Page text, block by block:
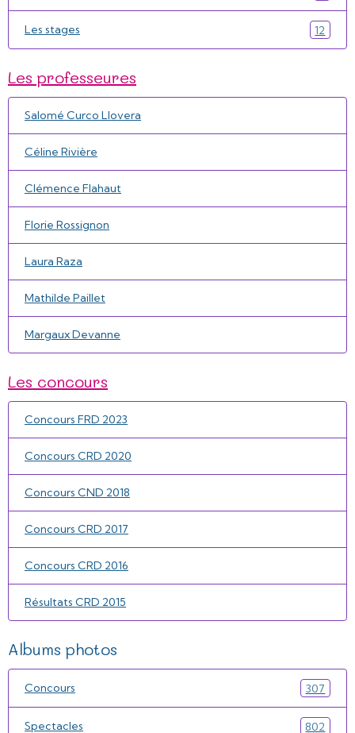
Les stages 12
Les professeures
Salomé Curco Llovera
Céline Rivière
Clémence Flahaut
Florie Rossignon
Laura Raza
Mathilde Paillet
Margaux Devanne
Les concours
Concours FRD 2023
Concours CRD 2020
Concours CND 2018
Concours CRD 2017
Concours CRD 2016
Résultats CRD 2015
Albums photos
Concours 307
Spectacles 802